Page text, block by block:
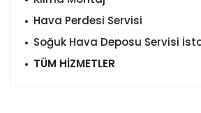
Hava Perdesi Servisi
Soğuk Hava Deposu Servisi
TÜM HİZMETLER